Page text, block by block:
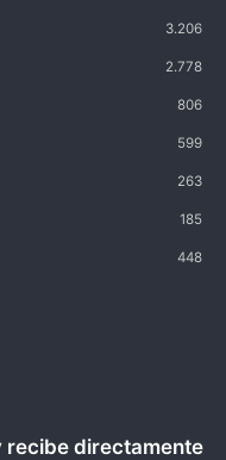
3.206
2.778
806
599
263
185
448
recibe directamente